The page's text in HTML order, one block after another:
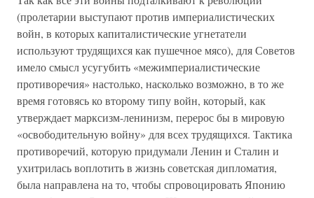
(пролетарии выступают против империалистических
войн, в которых капиталистические угнетатели
используют трудящихся как пушечное мясо), для Советов
имело смысл усугубить «межимпериалистические
противоречия» настолько, насколько возможно, в то же
время готовясь ко второму типу войн, который, как
утверждает марксизм-ленинизм, перерос бы в мировую
«освободительную войну» для всех трудящихся. Тактика
противоречий, которую придумали Ленин и Сталин и
ухитрилась воплотить в жизнь советская дипломатия,
была направлена на то, чтобы спровоцировать Японию